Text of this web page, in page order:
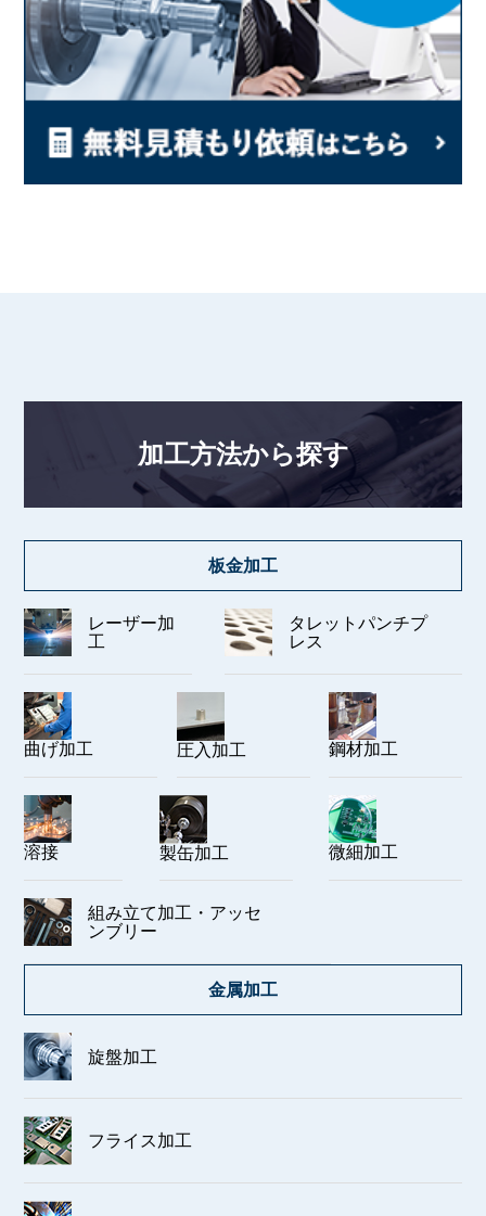
加工方法から探す
板金加工
レーザー加
工
タレットパンチプ
レス
曲げ加工 圧入加工 鋼材加工
溶接 製缶加工 微細加工
組み立て加工・アッセ
ンブリー
金属加工
旋盤加工
フライス加工